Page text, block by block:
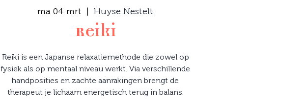
ma 04 mrt
  |
Huyse Nestelt
Reiki
Reiki is een Japanse relaxatiemethode die zowel op
fysiek als op mentaal niveau werkt. Via verschillende
handposities en zachte aanrakingen brengt de
therapeut je lichaam energetisch terug in balans.